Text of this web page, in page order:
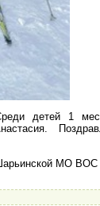
детей 1
МО ВОС